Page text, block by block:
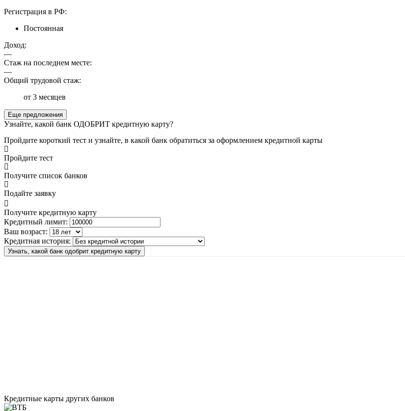
Регистрация в РФ:
Постоянная
Доход:
—
Стаж на последнем месте:
—
Общий трудовой стаж:
от 3 месяцев
Еще предложения
Узнайте, какой банк ОДОБРИТ кредитную карту?
Пройдите короткий тест и узнайте, в какой банк обратиться за оформлением кредитной карты
Пройдите тест
Получите список банков
Подайте заявку
Получите кредитную карту
Кредитный лимит:
Ваш возраст:
Кредитная история:
Узнать, какой банк одобрит кредитную карту
Кредитные карты других банков